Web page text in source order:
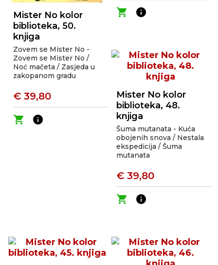
Mister No kolor
biblioteka, 50.
knjiga
Zovem se Mister No -
Zovem se Mister No /
Noć mačeta / Zasjeda u
zakopanom gradu
€ 39,80
shopping_cart
info
shopping_cart
info
Mister No kolor
biblioteka, 48.
knjiga
Šuma mutanata - Kuća
obojenih snova / Nestala
ekspedicija / Šuma
mutanata
€ 39,80
shopping_cart
info